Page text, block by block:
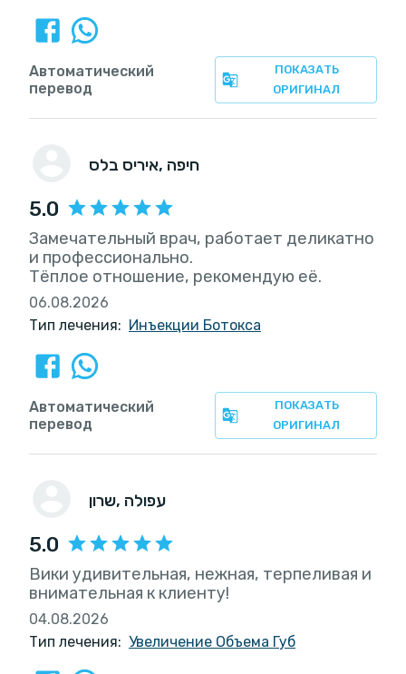
ПОКАЗАТЬ
ОРИГИНАЛ
Автоматический
перевод
איריס בלס , חיפה
5.0
Замечательный врач, работает деликатно
и профессионально.
Тёплое отношение, рекомендую её.
06.08.2026
Тип лечения: Инъекции Ботокса
ПОКАЗАТЬ
ОРИГИНАЛ
Автоматический
перевод
שרון , עפולה
5.0
Вики удивительная, нежная, терпеливая и
внимательная к клиенту!
04.08.2026
Тип лечения: Увеличение Объема Губ